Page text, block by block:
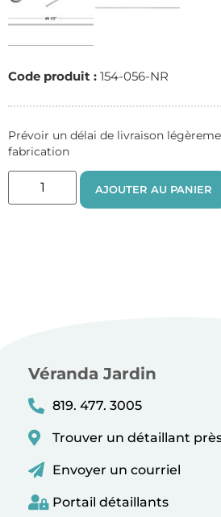
Code produit : 154-056-NR
Prévoir un délai de livraison
fabrication
AJOUTER AU PANIER
Véranda Jardin
819. 477. 3005
Trouver un détaillant
Envoyer un courriel
Portail détaillants